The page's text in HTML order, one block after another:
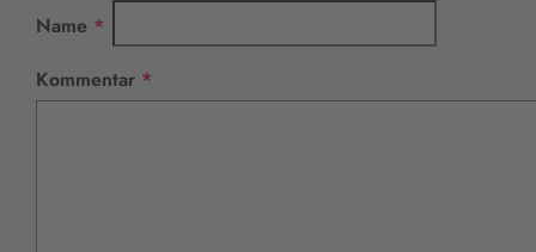
Name *
Kommentar *